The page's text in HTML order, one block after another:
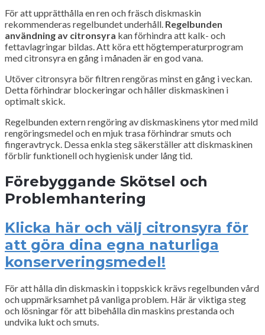
För att upprätthålla en ren och fräsch diskmaskin
rekommenderas regelbundet underhåll. Regelbunden
användning av citronsyra kan förhindra att kalk- och
fettavlagringar bildas. Att köra ett högtemperaturprogram
med citronsyra en gång i månaden är en god vana.
Utöver citronsyra bör filtren rengöras minst en gång i veckan.
Detta förhindrar blockeringar och håller diskmaskinen i
optimalt skick.
Regelbunden extern rengöring av diskmaskinens ytor med mild
rengöringsmedel och en mjuk trasa förhindrar smuts och
fingeravtryck. Dessa enkla steg säkerställer att diskmaskinen
förblir funktionell och hygienisk under lång tid.
Förebyggande Skötsel och
Problemhantering
Klicka här och välj citronsyra för
att göra dina egna naturliga
konserveringsmedel!
För att hålla din diskmaskin i toppskick krävs regelbunden vård
och uppmärksamhet på vanliga problem. Här är viktiga steg
och lösningar för att bibehålla din maskins prestanda och
undvika lukt och smuts.